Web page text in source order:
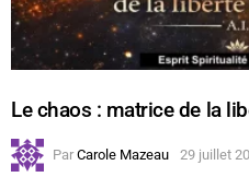
Le chaos : matrice de la
Par Carole Mazeau 29 juillet